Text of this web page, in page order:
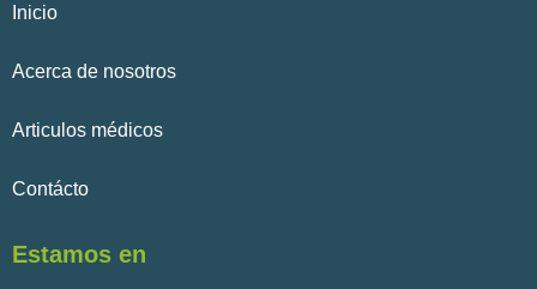
Inicio
Acerca de nosotros
Articulos médicos
Contácto
Estamos en